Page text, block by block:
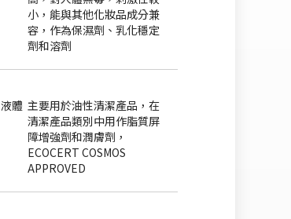
小，能與其他化妝品成分兼
容，作為保濕劑、乳化穩定
劑和溶劑
液體 主要用於油性清潔產品，在
清潔產品類別中用作脂質屏
障增強劑和潤膚劑，
ECOCERT COSMOS
APPROVED